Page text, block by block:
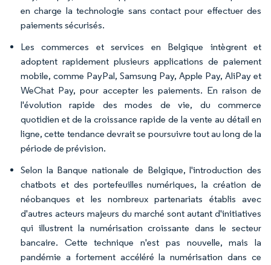
en charge la technologie sans contact pour effectuer des
paiements sécurisés.
Les commerces et services en Belgique intègrent et
adoptent rapidement plusieurs applications de paiement
mobile, comme PayPal, Samsung Pay, Apple Pay, AliPay et
WeChat Pay, pour accepter les paiements. En raison de
l'évolution rapide des modes de vie, du commerce
quotidien et de la croissance rapide de la vente au détail en
ligne, cette tendance devrait se poursuivre tout au long de la
période de prévision.
Selon la Banque nationale de Belgique, l'introduction des
chatbots et des portefeuilles numériques, la création de
néobanques et les nombreux partenariats établis avec
d'autres acteurs majeurs du marché sont autant d'initiatives
qui illustrent la numérisation croissante dans le secteur
bancaire. Cette technique n'est pas nouvelle, mais la
pandémie a fortement accéléré la numérisation dans ce